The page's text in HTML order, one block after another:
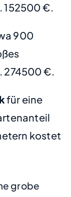
152500 €.
900
274500 €.
für eine
kostet
grobe